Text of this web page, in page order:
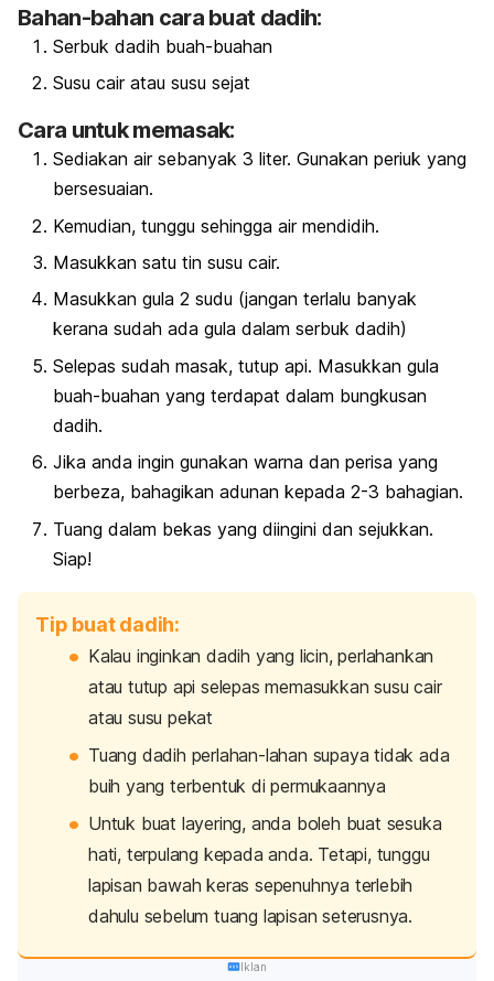
Bahan-bahan cara buat dadih:
Serbuk dadih buah-buahan
Susu cair atau susu sejat
Cara untuk memasak:
Sediakan air sebanyak 3 liter. Gunakan periuk yang
bersesuaian.
Kemudian, tunggu sehingga air mendidih.
Masukkan satu tin susu cair.
Masukkan gula 2 sudu (jangan terlalu banyak
kerana sudah ada gula dalam serbuk dadih)
Selepas sudah masak, tutup api. Masukkan gula
buah-buahan yang terdapat dalam bungkusan
dadih.
Jika anda ingin gunakan warna dan perisa yang
berbeza, bahagikan adunan kepada 2-3 bahagian.
Tuang dalam bekas yang diingini dan sejukkan.
Siap!
Tip buat dadih:
Kalau inginkan dadih yang licin, perlahankan
atau tutup api selepas memasukkan susu cair
atau susu pekat
Tuang dadih perlahan-lahan supaya tidak ada
buih yang terbentuk di permukaannya
Untuk buat layering, anda boleh buat sesuka
hati, terpulang kepada anda. Tetapi, tunggu
lapisan bawah keras sepenuhnya terlebih
dahulu sebelum tuang lapisan seterusnya.
Iklan